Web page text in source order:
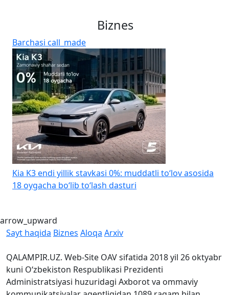
Biznes
Barchasi call_made
Kia K3 endi yillik stavkasi 0%: muddatli to‘lov asosida
18 oygacha bo‘lib to‘lash dasturi
arrow_upward
Sayt haqida Biznes Aloqa Arxiv
QALAMPIR.UZ. Web-Site OAV sifatida 2018 yil 26 oktyabr
kuni O‘zbekiston Respublikasi Prezidenti
Administratsiyasi huzuridagi Axborot va ommaviy